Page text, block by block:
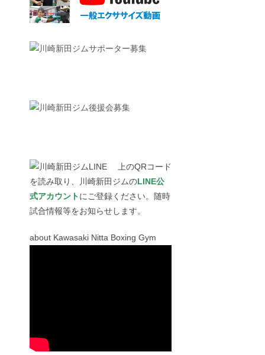
上のQRコード
を読み取り、川崎新田ジムのLINE公
式アカウントにご登録ください。随時
試合情報等をお知らせします。
about Kawasaki Nitta Boxing Gym